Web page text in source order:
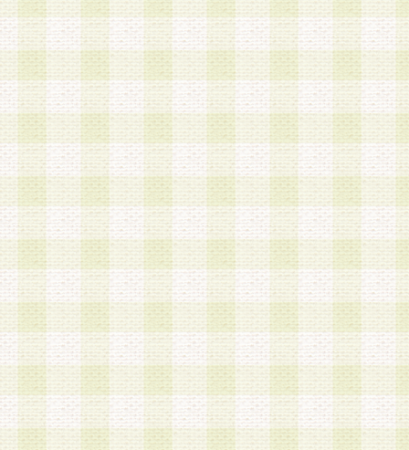
a.既に登録されている会員と同一のメールアドレ
録する場合
b.本サービスと同様のサービスを提供している企
業に従事していると思われる本人またはその家族
場合
c.その他当社が不適切と判断する場合
2.当社は、会員登録希望者を会員として承認する
した 場合、会員登録希望者による会員登録手続
による承認後の場合であっても、会員登録の取り
の抹消を、当社が適切と判 断する方法・手段に
とができるものとします。
3.会員登録希望者が18歳未満、成年被後見人、被
人 である場合は、親権者などの法定代理人の同
録を行うものとします。なお、義務教育学齢に該
者については、登録時に 当社が別途定める方法
権者による承認手続きを行うものとします。
第3条 会員の登録方法